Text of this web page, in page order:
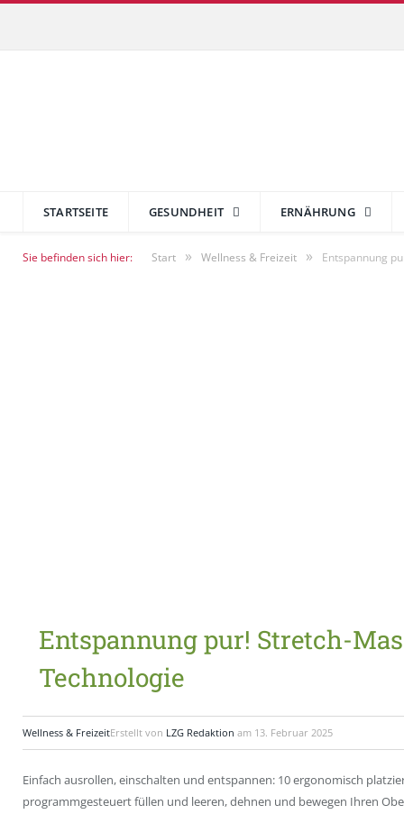
STARTSEITE GESUNDHEIT ERNÄHRUNG
Sie befinden sich hier: Start » Wellness & Freizeit » Entspannung
Entspannung pur! Stretch-
Technologie
Erstellt von LZG Redaktion am 13. Februar 2025
Wellness & Freizeit
Einfach ausrollen, einschalten und entspannen: 10 ergonomisch
programmgesteuert füllen und leeren, dehnen und bewegen Ihren